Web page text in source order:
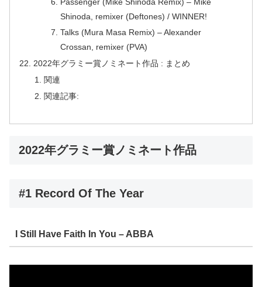
Shinoda, remixer (Deftones) / WINNER!
Talks (Mura Masa Remix) – Alexander
Crossan, remixer (PVA)
2022年グラミー賞ノミネート作品 : まとめ
関連
関連記事:
2022年グラミー賞ノミネート作品
#1 Record Of The Year
I Still Have Faith In You – ABBA